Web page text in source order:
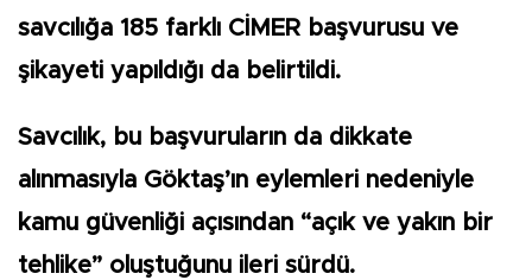
savcılığa 185 farklı CİMER başvurusu ve
şikayeti yapıldığı da belirtildi.
Savcılık, bu başvuruların da dikkate
alınmasıyla Göktaş’ın eylemleri nedeniyle
kamu güvenliği açısından “açık ve yakın bir
tehlike” oluştuğunu ileri sürdü.